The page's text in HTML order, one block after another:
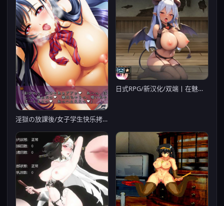
淫獄の放課後/女子学生快乐拷问凌虐 附音声广播剧【20230210】
日式RPG/新汉化/双端丨在魅魔的据点中遭遇能量吸收（被魅魔袭击的勇者）サキュバスのアジトでエナジードレイン(サキュバスに襲われる勇者)【20250918】